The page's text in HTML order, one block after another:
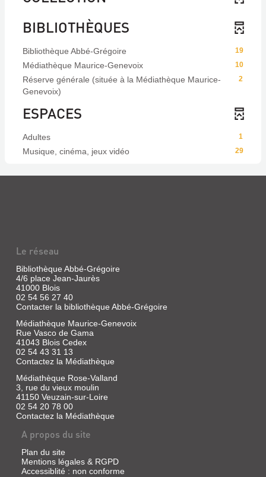
BIBLIOTHÈQUES
19
Bibliothèque Abbé-Grégoire
10
Médiathèque Maurice-Genevoix
2
Réserve générale (située à la Médiathèque Maurice-
Genevoix)
ESPACES
1
Adultes
29
Musique, cinéma, jeux vidéo
Le réseau
Bibliothèque Abbé-Grégoire
4/6 place Jean-Jaurès
41000 Blois
02 54 56 27 40
Contacter la bibliothèque Abbé-Grégoire
Médiathèque Maurice-Genevoix
Rue Vasco de Gama
41043 Blois Cedex
02 54 43 31 13
Contactez la Médiathèque
Médiathèque Rose-Valland
3, rue du vieux moulin
41150 Veuzain-sur-Loire
02 54 20 78 00
Contactez la Médiathèque
A propos du site
Plan du site
Mentions légales & RGPD
Accessiblité : non conforme